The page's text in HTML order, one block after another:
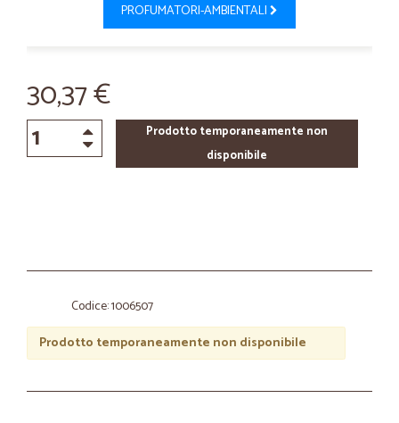
PROFUMATORI-AMBIENTALI
30,37 €
Prodotto temporaneamente non
disponibile
Codice: 1006507
Prodotto temporaneamente non disponibile